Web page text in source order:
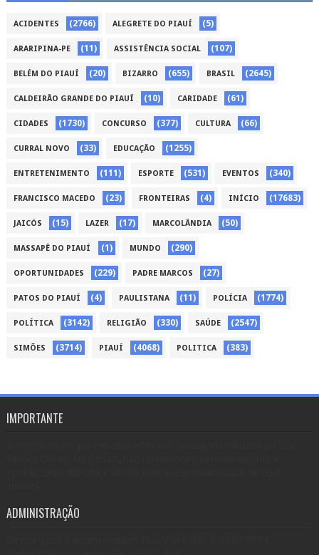
ACIDENTES (2766) ALEGRETE DO PIAUÍ (5)
ARARIPINA-PE (11) ASSISTÊNCIA SOCIAL (107)
BELÉM DO PIAUÍ (20) BIZARRO (655) BRASIL (2645)
CALDEIRÃO GRANDE DO PIAUÍ (10) CARIDADE (61)
CIDADES (1730) CONCURSO (377) CULTURA (66)
CURRAL NOVO (33) EDUCAÇÃO (1255)
ENTRETENIMENTO (111) ESPORTE (531) EVENTOS (340)
FRANCISCO MACEDO (23) FRONTEIRAS (4) INÍCIO (17683)
JAICÓS (15) LAZER (17) MARCOLÂNDIA (50)
MASSAPÊ DO PIAUÍ (1) MUNDO (290)
OPORTUNIDADES (229) PADRE MARCOS (27)
PATOS DO PIAUÍ (4) PAULISTANA (11) POLÍCIA (1774)
POLÍTICA (3142) RELIGIÃO (330) SAÚDE (2547)
SIMÕES (3714) PIAUÍ (4068) POLITICA (383)
IMPORTANTE
ADMINISTRAÇÃO